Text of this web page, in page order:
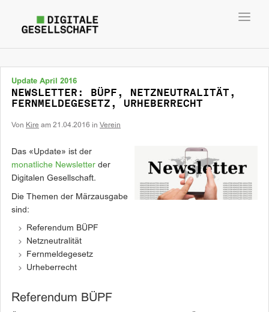
Update April 2016
NEWSLETTER: BÜPF, NETZNEUTRALITÄT,
FERNMELDEGESETZ, URHEBERRECHT
Von Kire am 21.04.2016 in Verein
Das «Update» ist der
monatliche Newsletter der
Digitalen Gesellschaft.
Die Themen der Märzausgabe
sind:
Referendum BÜPF
Netzneutralität
Fernmeldegesetz
Urheberrecht
Referendum BÜPF